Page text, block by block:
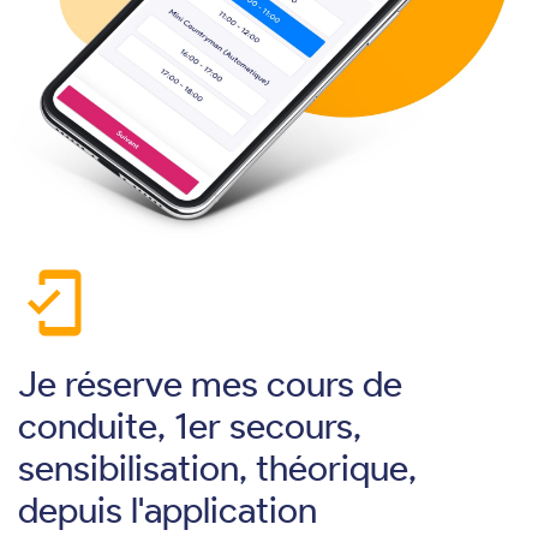
mobile_friendly
Je réserve mes cours de
conduite, 1er secours,
sensibilisation, théorique,
depuis l'application